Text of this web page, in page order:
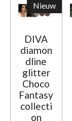
Nieuw
DIVA
diamon
dline
glitter
Choco
Fantasy
collecti
on